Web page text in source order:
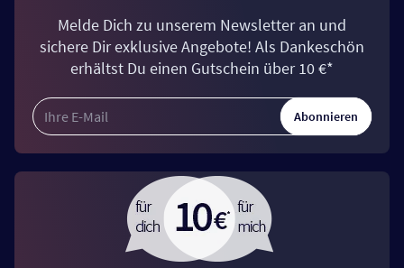
Melde Dich zu unserem Newsletter an und
sichere Dir exklusive Angebote! Als Dankeschön
erhältst Du einen Gutschein über 10 €*
Abonnieren